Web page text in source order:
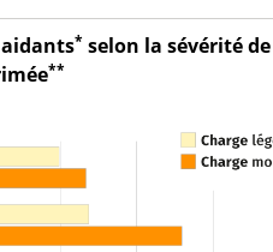
* selon la sévérité
**